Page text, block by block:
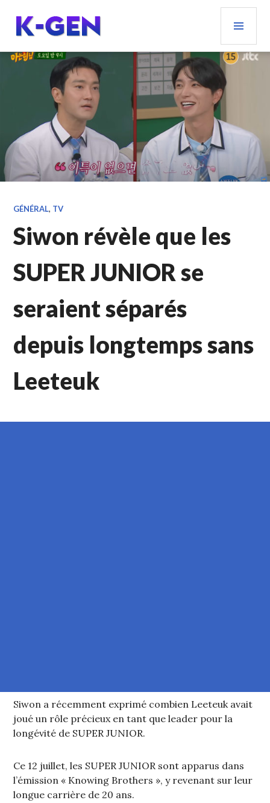
contenu
principal
K-GEN
GÉNÉRAL, TV
Siwon révèle que les
SUPER JUNIOR se
seraient séparés
depuis longtemps sans
Leeteuk
Siwon a récemment exprimé combien Leeteuk avait
joué un rôle précieux en tant que leader pour la
longévité de SUPER JUNIOR.
Ce 12 juillet, les SUPER JUNIOR sont apparus dans
l’émission « Knowing Brothers », y revenant sur leur
longue carrière de 20 ans.